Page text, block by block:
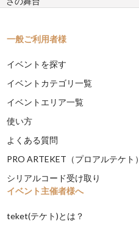
一般ご利用者様
イベントを探す
イベントカテゴリ一覧
イベントエリア一覧
使い方
よくある質問
PRO ARTEKET（プロアルテケト）
シリアルコード受け取り
イベント主催者様へ
teket(テケト)とは？